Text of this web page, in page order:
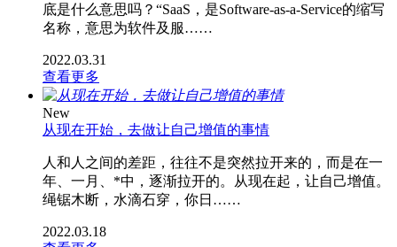
底是什么意思吗？“SaaS，是Software-as-a-Service的缩写
名称，意思为软件及服……
2022.03.31
查看更多
New
从现在开始，去做让自己增值的事情
人和人之间的差距，往往不是突然拉开来的，而是在一
年、一月、*中，逐渐拉开的。从现在起，让自己增值。
绳锯木断，水滴石穿，你日……
2022.03.18